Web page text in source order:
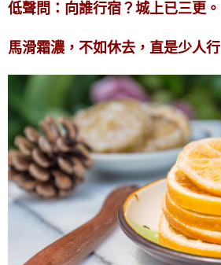
低聲問：向誰行宿？城上已三更。
馬滑霜濃，不如休去，直是少人行